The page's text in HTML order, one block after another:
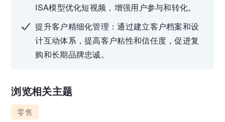
ISA模型优化短视频，增强用户参与和转化。
提升客户精细化管理：通过建立客户档案和设
计互动体系，提高客户粘性和信任度，促进复
购和长期品牌忠诚。
浏览相关主题
零售